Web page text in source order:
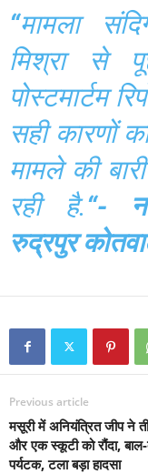
“मामला
मिश्रा से
पोस्टमार्टम
सही कारणों
मामले की
रही है.“-
रुद्रपुर
Previous article
मसूरी में अनियंत्रित जीप ने
और एक स्कूटी को रौंदा,
पर्यटक, टला बड़ा हादसा